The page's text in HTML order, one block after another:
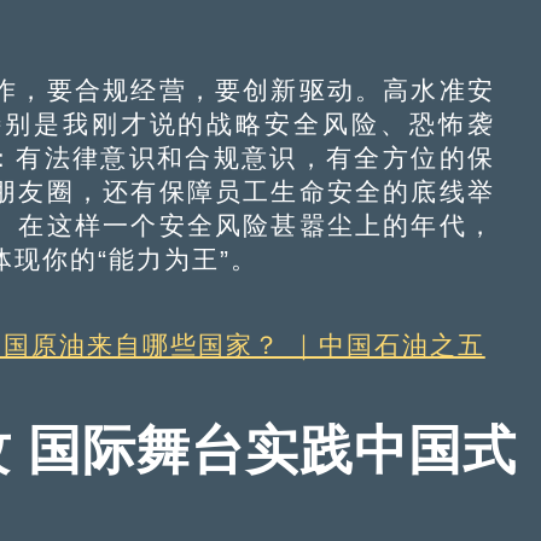
要合规经营，要创新驱动。高水准安
是我刚才说的战略安全风险、恐怖袭
有法律意识和合规意识，有全方位的保
友圈，还有保障员工生命安全的底线举
这样一个安全风险甚嚣尘上的年代，
你的“能力为王”。
原油来自哪些国家？ ｜中国石油之五
国际舞台实践中国式